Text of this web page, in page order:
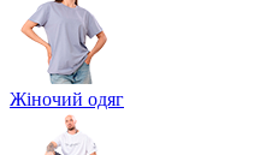
Жіночий одяг